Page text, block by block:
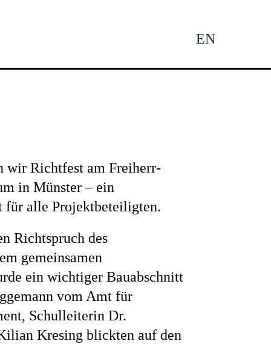
EN
wir Richtfest am Freiherr-
in Münster – ein
für alle Projektbeteiligten.
Richtspruch des
gemeinsamen
ein wichtiger Bauabschnitt
vom Amt für
Schulleiterin Dr.
Kresing blickten auf den